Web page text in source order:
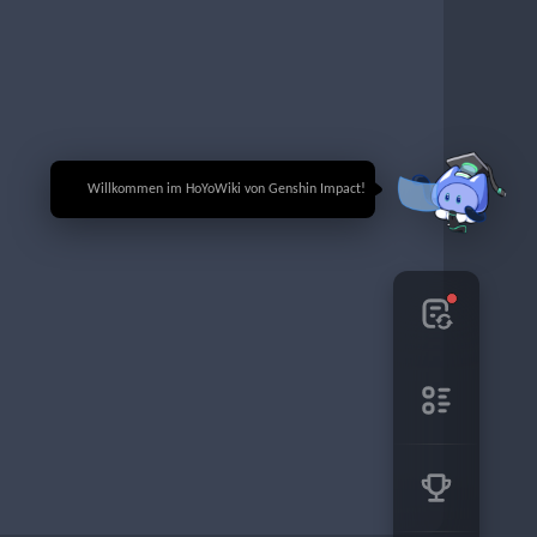
🎉 Willkommen im HoYoWiki von Genshin Impact!